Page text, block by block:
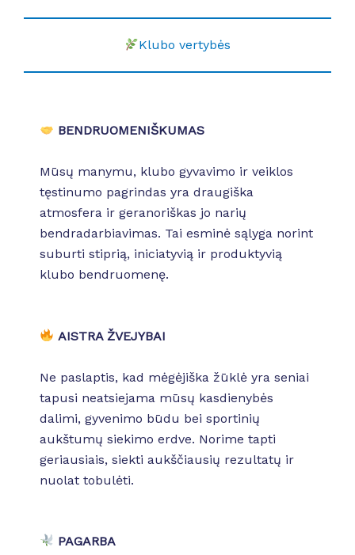
Klubo vertybės
BENDRUOMENIŠKUMAS
Mūsų manymu, klubo gyvavimo ir veiklos
tęstinumo pagrindas yra draugiška
atmosfera ir geranoriškas jo narių
bendradarbiavimas. Tai esminė sąlyga norint
suburti stiprią, iniciatyvią ir produktyvią
klubo bendruomenę.
AISTRA ŽVEJYBAI
Ne paslaptis, kad mėgėjiška žūklė yra seniai
tapusi neatsiejama mūsų kasdienybės
dalimi, gyvenimo būdu bei sportinių
aukštumų siekimo erdve. Norime tapti
geriausiais, siekti aukščiausių rezultatų ir
nuolat tobulėti.
PAGARBA